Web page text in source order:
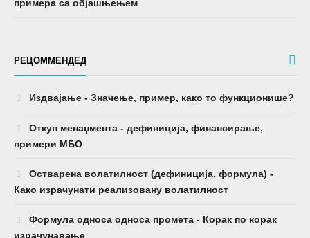
примера са објашњењем
РЕЦОММЕНДЕД
Издвајање - Значење, пример, како то функционише?
Откуп менаџмента - дефиниција, финансирање,
примери МБО
Остварена волатилност (дефиниција, формула) -
Како израчунати реализовану волатилност
Формула односа односа промета - Корак по корак
израчунавање